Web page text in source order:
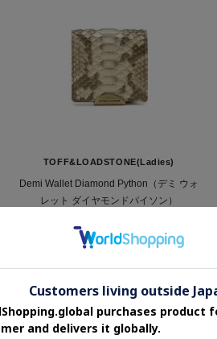
TOFF&LOADSTONE(Ladies)
Demi Wallet Diamond Python（デミ ウォ
レット ダイヤモンドパイソン）